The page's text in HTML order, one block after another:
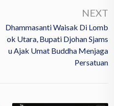
NEXT
Dhammasanti Waisak Di Lomb
Ok Utara, Bupati Djohan Sjams
U Ajak Umat Buddha Menjaga
Persatuan